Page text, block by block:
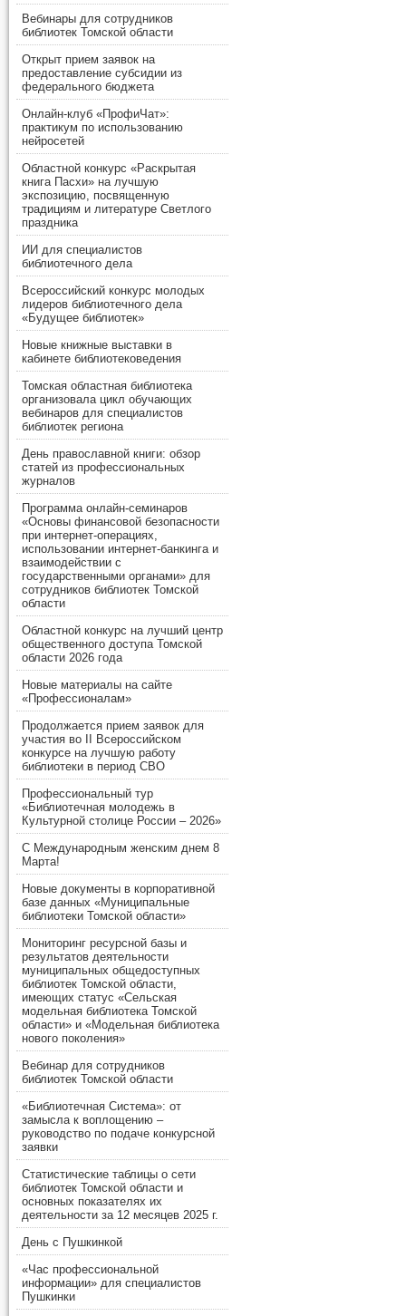
Вебинары для сотрудников
библиотек Томской области
Открыт прием заявок на
предоставление субсидии из
федерального бюджета
Онлайн-клуб «ПрофиЧат»:
практикум по использованию
нейросетей
Областной конкурс «Раскрытая
книга Пасхи» на лучшую
экспозицию, посвященную
традициям и литературе Светлого
праздника
ИИ для специалистов
библиотечного дела
Всероссийский конкурс молодых
лидеров библиотечного дела
«Будущее библиотек»
Новые книжные выставки в
кабинете библиотековедения
Томская областная библиотека
организовала цикл обучающих
вебинаров для специалистов
библиотек региона
День православной книги: обзор
статей из профессиональных
журналов
Программа онлайн-семинаров
«Основы финансовой безопасности
при интернет-операциях,
использовании интернет-банкинга и
взаимодействии с
государственными органами» для
сотрудников библиотек Томской
области
Областной конкурс на лучший центр
общественного доступа Томской
области 2026 года
Новые материалы на сайте
«Профессионалам»
Продолжается прием заявок для
участия во II Всероссийском
конкурсе на лучшую работу
библиотеки в период СВО
Профессиональный тур
«Библиотечная молодежь в
Культурной столице России – 2026»
С Международным женским днем 8
Марта!
Новые документы в корпоративной
базе данных «Муниципальные
библиотеки Томской области»
Мониторинг ресурсной базы и
результатов деятельности
муниципальных общедоступных
библиотек Томской области,
имеющих статус «Сельская
модельная библиотека Томской
области» и «Модельная библиотека
нового поколения»
Вебинар для сотрудников
библиотек Томской области
«Библиотечная Система»: от
замысла к воплощению –
руководство по подаче конкурсной
заявки
Статистические таблицы о сети
библиотек Томской области и
основных показателях их
деятельности за 12 месяцев 2025 г.
День с Пушкинкой
«Час профессиональной
информации» для специалистов
Пушкинки